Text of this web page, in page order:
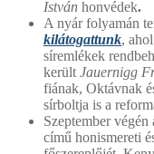
István honvédek.
A nyár folyamán
kilátogattunk,
síremlékek
került Jauernigg
fiának, Oktávnak
sírboltja is a
Szeptember
című honismereti